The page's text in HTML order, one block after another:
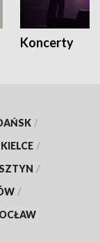
Koncerty
/
KIELCE /
/
/